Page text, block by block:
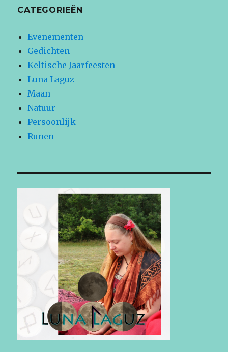
CATEGORIEËN
Evenementen
Gedichten
Keltische Jaarfeesten
Luna Laguz
Maan
Natuur
Persoonlijk
Runen